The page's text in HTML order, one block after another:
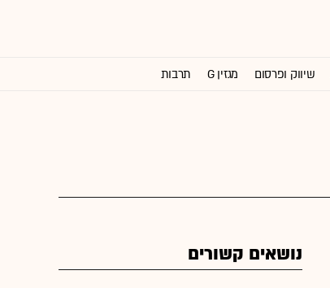
שיווק ופרסום מגזין G תרבות
נושאים קשורים